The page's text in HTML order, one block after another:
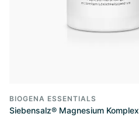
BIOGENA ESSENTIALS
Siebensalz® Magnesium Komplex